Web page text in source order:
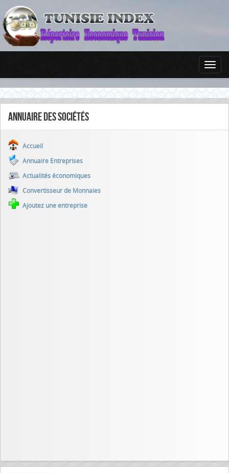
Annuaire des sociétés
Accueil
Annuaire Entreprises
Actualités économiques
Convertisseur de Monnaies
Ajoutez une entreprise